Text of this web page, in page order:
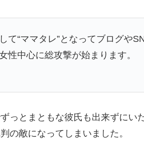
て“ママタレ”となってブログや
性中心に総攻撃が始まります。
っとまともな彼氏も出来ずにい
の敵になってしまいました。